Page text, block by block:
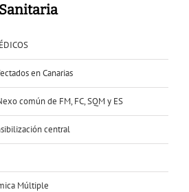
en Canarias
común de FM, FC, SQM y ES
central
Múltiple